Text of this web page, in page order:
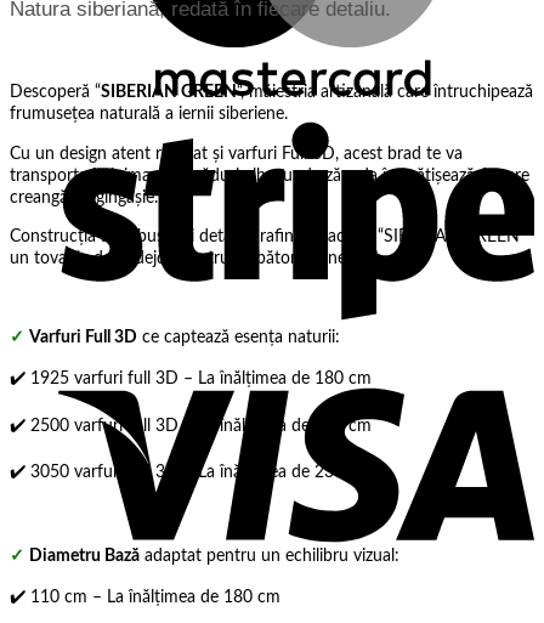
Natura siberiană, redată în fiecare detaliu.
Descoperă “SIBERIAN GREEN“, măiestria artizanală care întruchipează
frumusețea naturală a iernii siberiene.
Cu un design atent realizat și varfuri Full 3D, acest brad te va
transporta în inima unei păduri albe, unde zăpada îmbrățișează fiecare
creangă cu gingășie.
Construcția sa robustă și detaliile rafinate fac din “SIBERIAN GREEN”
un tovarăș de nădejde pentru sărbători de neuitat.
✓ Varfuri Full 3D ce captează esența naturii:
✔️ 1925 varfuri full 3D – La înălțimea de 180 cm
✔️ 2500 varfuri full 3D – La înălțimea de 210 cm
✔️ 3050 varfuri full 3D – La înălțimea de 230 cm
✓ Diametru Bază adaptat pentru un echilibru vizual:
✔️ 110 cm – La înălțimea de 180 cm